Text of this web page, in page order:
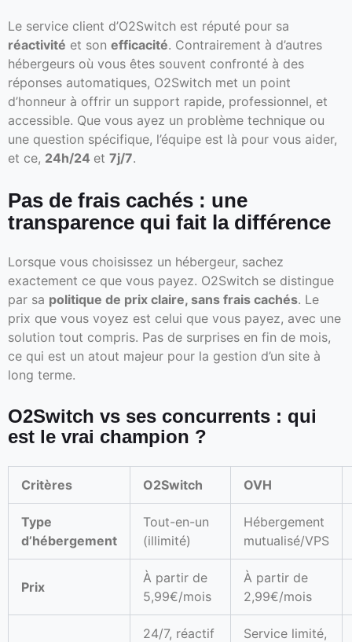
Le service client d’O2Switch est réputé pour sa
réactivité et son efficacité. Contrairement à d’autres
hébergeurs où vous êtes souvent confronté à des
réponses automatiques, O2Switch met un point
d’honneur à offrir un support rapide, professionnel, et
accessible. Que vous ayez un problème technique ou
une question spécifique, l’équipe est là pour vous aider,
et ce, 24h/24 et 7j/7.
Pas de frais cachés : une
transparence qui fait la différence
Lorsque vous choisissez un hébergeur, sachez
exactement ce que vous payez. O2Switch se distingue
par sa politique de prix claire, sans frais cachés. Le
prix que vous voyez est celui que vous payez, avec une
solution tout compris. Pas de surprises en fin de mois,
ce qui est un atout majeur pour la gestion d’un site à
long terme.
O2Switch vs ses concurrents : qui
est le vrai champion ?
Critères O2Switch OVH
Type
d’hébergement
Tout-en-un
(illimité)
Hébergement
mutualisé/VPS
Prix
À partir de
5,99€/mois
À partir de
2,99€/mois
24/7, réactif
Service limité,